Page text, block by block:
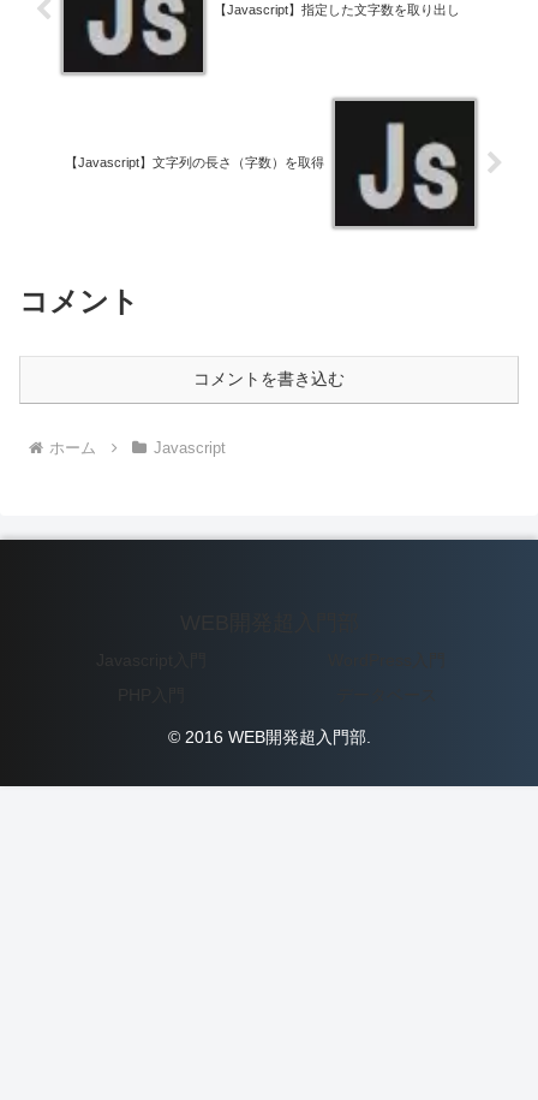
【Javascript】指定した文字数を取り出し
【Javascript】文字列の長さ（字数）を取得
コメント
コメントを書き込む
ホーム Javascript
© 2016 WEB開発超入門部.